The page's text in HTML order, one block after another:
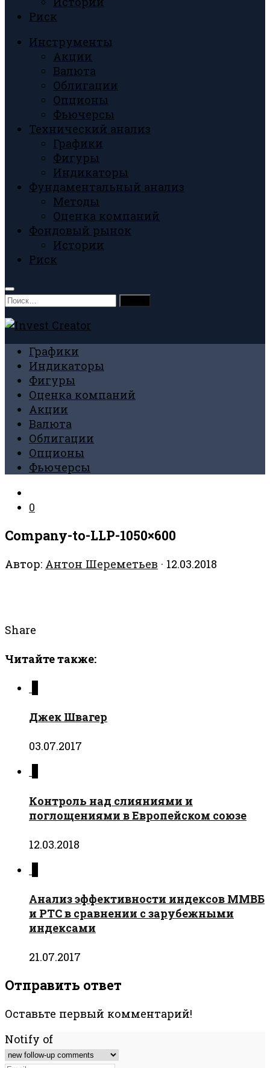
Риск
Инструменты
Акции
Валюта
Облигации
Опционы
Фьючерсы
Технический анализ
Графики
Фигуры
Индикаторы
Фундаментальный анализ
Методы
Оценка компаний
Фондовый рынок
Истории
Риск
Найти:
Графики
Индикаторы
Фигуры
Оценка компаний
Акции
Валюта
Облигации
Опционы
Фьючерсы
0
Company-to-LLP-1050×600
Автор: Антон Шереметьев · 12.03.2018
Share
Читайте также:
Джек Швагер
03.07.2017
Контроль над слияниями и
поглощениями в Европейском союзе
12.03.2018
Анализ эффективности индексов ММВБ
и РТС в сравнении с зарубежными
индексами
21.07.2017
Отправить ответ
Оставьте первый комментарий!
Notify of